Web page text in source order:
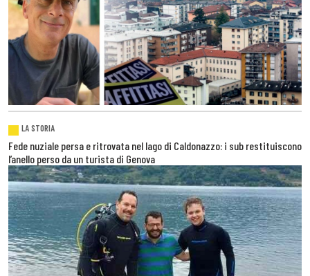
LA STORIA
Fede nuziale persa e ritrovata nel lago di Caldonazzo: i sub restituiscono
l’anello perso da un turista di Genova